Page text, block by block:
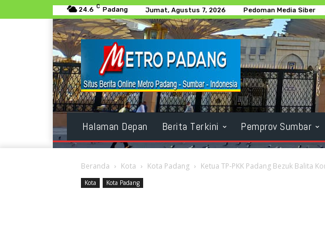
24.6 C Padang Jumat, Agustus 7, 2026 Pedoman Media Siber
Halaman Depan Berita Terkini Pemprov Sumbar
Beranda Kota Kota Padang Ketua TP-PKK Padang Bezuk Balita
Kota Kota Padang